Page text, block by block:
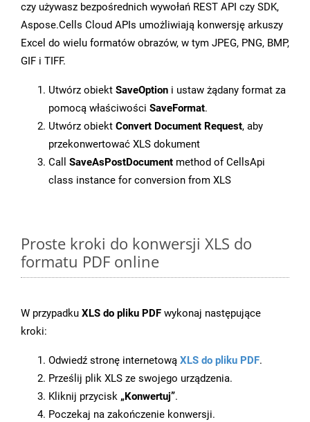
czy używasz bezpośrednich wywołań REST API czy SDK,
Aspose.Cells Cloud APIs umożliwiają konwersję arkuszy
Excel do wielu formatów obrazów, w tym JPEG, PNG, BMP,
GIF i TIFF.
Utwórz obiekt SaveOption i ustaw żądany format za
pomocą właściwości SaveFormat.
Utwórz obiekt Convert Document Request, aby
przekonwertować XLS dokument
Call SaveAsPostDocument method of CellsApi
class instance for conversion from XLS
Proste kroki do konwersji XLS do
formatu PDF online
W przypadku XLS do pliku PDF wykonaj następujące
kroki:
Odwiedź stronę internetową XLS do pliku PDF.
Prześlij plik XLS ze swojego urządzenia.
Kliknij przycisk „Konwertuj”.
Poczekaj na zakończenie konwersji.